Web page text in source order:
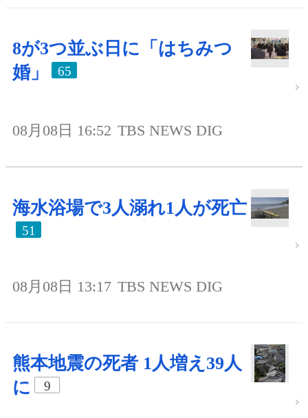
8が3つ並ぶ日に「はちみつ
婚」
65
08月08日 16:52 TBS NEWS DIG
海水浴場で3人溺れ1人が死亡
51
08月08日 13:17 TBS NEWS DIG
熊本地震の死者 1人増え39人
に
9